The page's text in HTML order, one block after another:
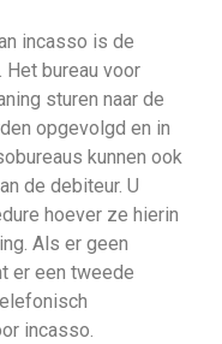
incasso is de
bureau voor
sturen naar de
opgevolgd en in
kunnen ook
de debiteur. U
hoever ze hierin
Als er geen
er een tweede
incasso.